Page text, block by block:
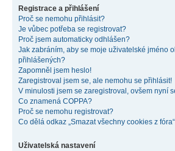
Registrace a přihlášení
Proč se nemohu přihlásit?
Je vůbec potřeba se registrovat?
Proč jsem automaticky odhlášen?
Jak zabráním, aby se moje uživatelské jméno
přihlášených?
Zapomněl jsem heslo!
Zaregistroval jsem se, ale nemohu se přihlásit!
V minulosti jsem se zaregistroval, ovšem nyní
Co znamená COPPA?
Proč se nemohu registrovat?
Co dělá odkaz „Smazat všechny cookies z
Uživatelská nastavení